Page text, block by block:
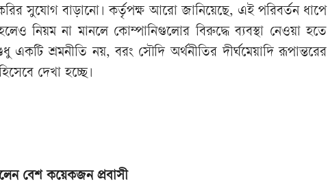
সুযোগ বাড়ানো। কর্তৃপক্ষ আরো জানিয়েছে, এই পরিবর্তন ধাপে
নিয়ম না মানলে কোম্পানিগুলোর বিরুদ্ধে ব্যবস্থা নেওয়া হতে
শ্রমনীতি নয়, বরং সৌদি অর্থনীতির দীর্ঘমেয়াদি রূপান্তরের
দেখা হচ্ছে।
বেশ কয়েকজন প্রবাসী